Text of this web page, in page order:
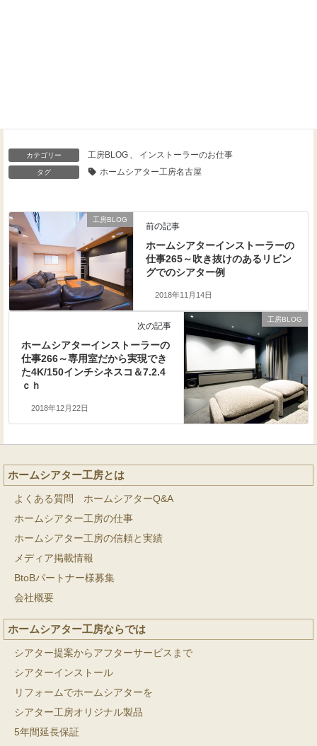
カテゴリー 工房BLOG 、 インストーラーのお仕事
タグ ホームシアター工房名古屋
工房BLOG
前の記事
ホームシアターインストーラーの
仕事265～吹き抜けのあるリビン
グでのシアター例
2018年11月14日
工房BLOG
次の記事
ホームシアターインストーラーの
仕事266～専用室だから実現でき
た4K/150インチシネスコ＆7.2.4
ｃｈ
2018年12月22日
ホームシアター工房とは
よくある質問 ホームシアターQ&A
ホームシアター工房の仕事
ホームシアター工房の信頼と実績
メディア掲載情報
BtoBパートナー様募集
会社概要
ホームシアター工房ならでは
シアター提案からアフターサービスまで
シアターインストール
リフォームでホームシアターを
シアター工房オリジナル製品
5年間延長保証